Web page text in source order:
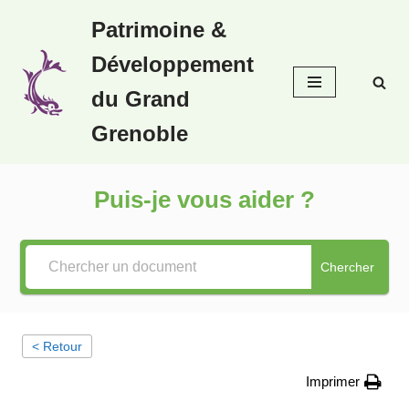
au
contenu
Patrimoine &
Développement
du Grand
Grenoble
Puis-je vous aider ?
Chercher
< Retour
Imprimer